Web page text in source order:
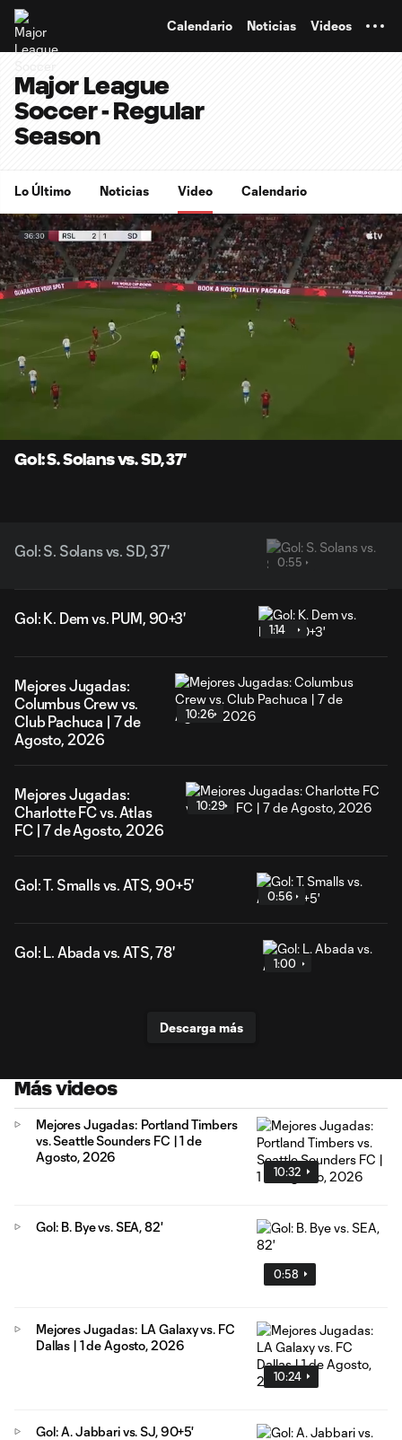
Calendario Noticias Videos
Major League
Soccer - Regular
Season
Lo Último Noticias Video Calendario
Current
0:07
Gol: S. Solans vs. SD, 37'
Gol: S. Solans vs. SD, 37'
0:55
Gol: K. Dem vs. PUM, 90+3'
1:14
Mejores Jugadas:
Columbus Crew vs.
Club Pachuca | 7 de
Agosto, 2026
10:26
Mejores Jugadas:
Charlotte FC vs. Atlas
FC | 7 de Agosto, 2026
10:29
Gol: T. Smalls vs. ATS, 90+5'
0:56
Gol: L. Abada vs. ATS, 78'
1:00
Descarga más
Más videos
10:32
Mejores Jugadas: Portland Timbers
vs. Seattle Sounders FC | 1 de
Agosto, 2026
0:58
Gol: B. Bye vs. SEA, 82'
10:24
Mejores Jugadas: LA Galaxy vs. FC
Dallas | 1 de Agosto, 2026
Gol: A. Jabbari vs. SJ, 90+5'